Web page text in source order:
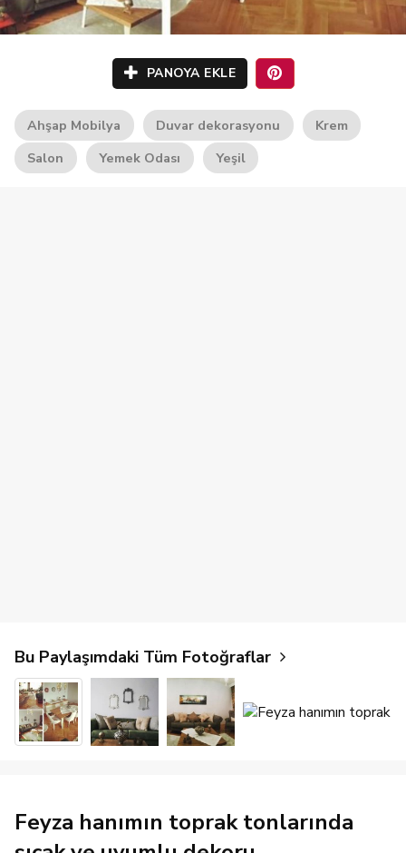
PANOYA EKLE
Ahşap Mobilya Duvar dekorasyonu
Krem
Salon
Yemek Odası Yeşil
Bu Paylaşımdaki Tüm Fotoğraflar
Feyza hanımın toprak tonlarında